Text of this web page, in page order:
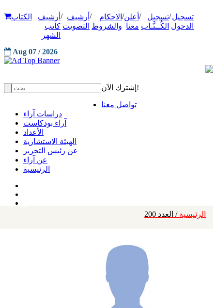
تسجيل
الدخول
/تسجيل
الكُــتَّـاب
/ أعلن
معنا
/ الاحكام
والشروط
/ أرشيف
التصويت
/ أرشيف
كاتب
الشهر
الكتاب
Aug 07 / 2026
إشترك الآن!
تواصل معنا
دراسات آراء
آراء بودكاست
الأعداد
الهيئة الاستشارية
عن رئيس التحرير
عن آراء
الرئيسية
الرئيسية / العدد 200